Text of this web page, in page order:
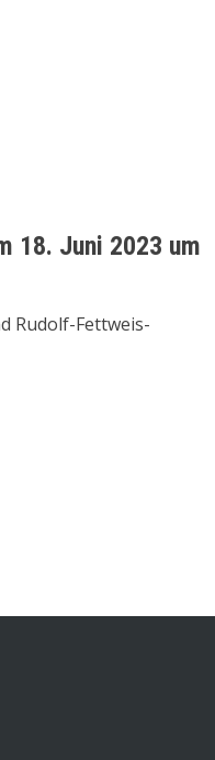
18. Juni 2023 um
Rudolf-Fettweis-